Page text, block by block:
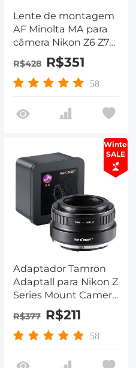
Lente de montagem
AF Minolta MA para
câmera Nikon Z6 Z7
K&F Concept
Adaptador de
montagem de lente
R$428 R$351
58
Winter
SALE
Adaptador Tamron
Adaptall para Nikon Z
Series Mount Camera
Adaptador de lente
de alta precisão, TAM-
NIK Z
R$377 R$211
58